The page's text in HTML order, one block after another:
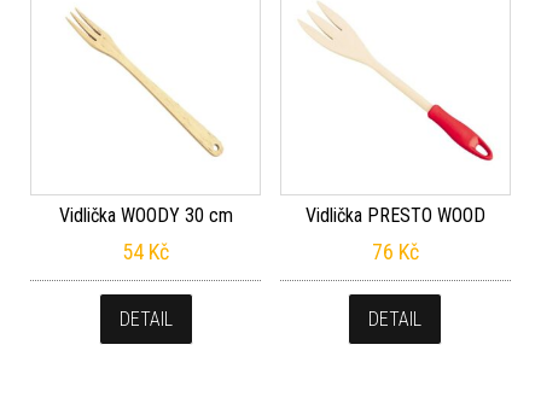
Vidlička WOODY 30 cm
54 Kč
DETAIL
Vidlička PRESTO WOOD
76 Kč
DETAIL